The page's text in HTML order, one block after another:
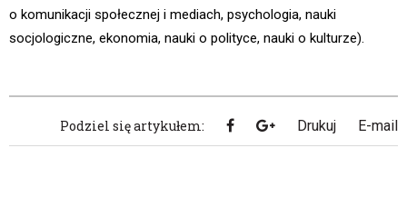
o komunikacji społecznej i mediach, psychologia, nauki
socjologiczne, ekonomia, nauki o polityce, nauki o kulturze).
Podziel się artykułem: Drukuj E-mail